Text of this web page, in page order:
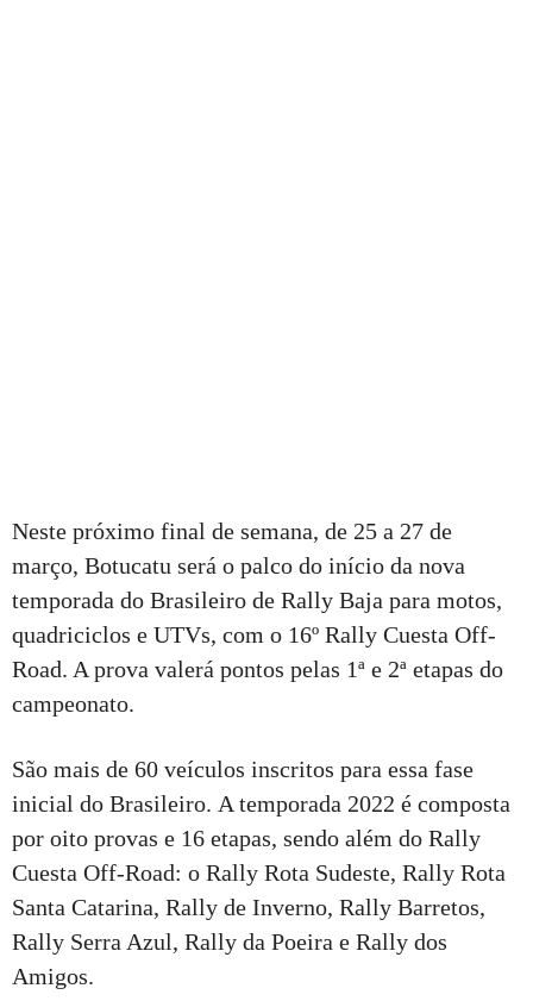
Neste próximo final de semana, de 25 a 27 de
março, Botucatu será o palco do início da nova
temporada do Brasileiro de Rally Baja para motos,
quadriciclos e UTVs, com o 16º Rally Cuesta Off-
Road. A prova valerá pontos pelas 1ª e 2ª etapas do
campeonato.
São mais de 60 veículos inscritos para essa fase
inicial do Brasileiro. A temporada 2022 é composta
por oito provas e 16 etapas, sendo além do Rally
Cuesta Off-Road: o Rally Rota Sudeste, Rally Rota
Santa Catarina, Rally de Inverno, Rally Barretos,
Rally Serra Azul, Rally da Poeira e Rally dos
Amigos.